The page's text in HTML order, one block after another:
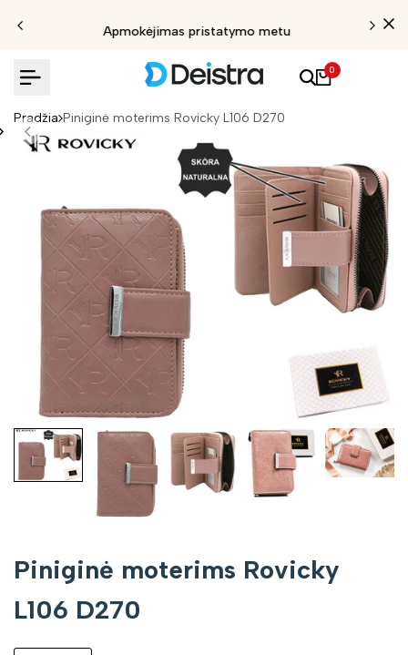
Apmokėjimas pristatymo metu
0
Pradžia Piniginė moterims Rovicky L106 D270
Piniginė moterims Rovicky
L106 D270